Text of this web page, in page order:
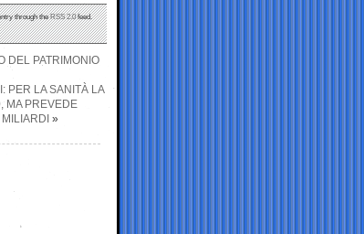
through theRSS 2.0feed.
DEL PATRIMONIO
PER LA SANITÀ LA
MA PREVEDE
»